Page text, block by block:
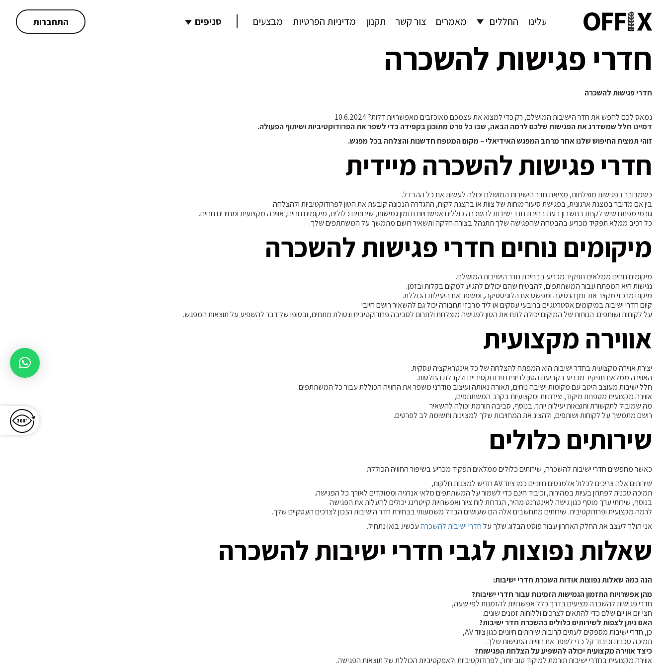
עלינו החללים מאמרים צור קשר תקנון מדיניות הפרטיות מבצעים סניפים התחברות
חדרי פגישות להשכרה
חדרי פגישות להשכרה
נמאס לכם לחפש את חדר הישיבות המושלם, רק כדי למצוא את עצמכם מאוכזבים מאפשרויות דלות? 10.6.2024
דמיינו חלל שמשדרג את הפגישות שלכם לרמה הבאה, שבו כל פרט מתוכנן בקפידה כדי לשפר את הפרודוקטיביות ושיתוף הפעולה.
זוהי תמצית החיפוש שלנו אחר מרחב המפגש האידיאלי – מקום המטפח חדשנות והצלחה בכל מפגש.
חדרי פגישות להשכרה מיידית
כשמדובר בפגישות מוצלחות, מציאת חדר הישיבות המושלם יכולה לעשות את כל ההבדל.
בין אם מדובר במצגת ארגונית, בפגישת סיעור מוחות של צוות או בהצגת לקוח, ההגדרה הנכונה קובעת את הטון לפרודוקטיביות ולהצלחה.
גורמי מפתח שיש לקחת בחשבון בעת בחירת חדר ישיבות להשכרה כוללים אפשרויות תזמון גמישות, שירותים כלולים, מיקומים נוחים, אווירה מקצועית ומחירים נוחים.
כל רכיב ממלא תפקיד מכריע בהבטחה שהפגישה שלך תתנהל בצורה חלקה ותשאיר רושם מתמשך על המשתתפים שלך.
מיקומים נוחים חדרי פגישות להשכרה
מיקומים נוחים ממלאים תפקיד מכריע בבחירת חדר הישיבות המושלם.
נגישות היא המפתח עבור המשתתפים, להבטיח שהם יכולים להגיע למקום בקלות ובזמן.
מיקום מרכזי מקצר את זמן הנסיעה ומפשט את הלוגיסטיקה, ומשפר את היעילות הכוללת.
קיום חדרי ישיבות במיקומים אסטרטגיים ברובעי עסקים או ליד מרכזי תחבורה יכול גם להשאיר רושם חיובי
על לקוחות ושותפים. הנוחות של המיקום יכולה לתת את הטון לפגישה מוצלחת ולתרום לסביבה פרודוקטיבית ונטולת מתחים, ובסופו של דבר להשפיע על תוצאות המפגש.
אווירה מקצועית
יצירת אווירה מקצועית בחדר ישיבות היא המפתח להצלחה של כל אינטראקציה עסקית.
האווירה ממלאת תפקיד מכריע בקביעת הטון לדיונים פרודוקטיביים ולקבלת החלטות.
חלל ישיבות מעוצב היטב עם מקומות ישיבה נוחים, תאורה נאותה ועיצוב מודרני משפר את החוויה הכוללת עבור כל המשתתפים.
אווירה מקצועית מטפחת מיקוד, יצירתיות ומקצועיות בקרב המשתתפים,
מה שמוביל לתקשורת ותוצאות יעילות יותר. בנוסף, סביבה תורמת יכולה להשאיר
רושם מתמשך על לקוחות ושותפים, ולהציג את המחויבות שלך למצוינות ותשומת לב לפרטים.
שירותים כלולים
כאשר מחפשים חדרי ישיבות להשכרה, שירותים כלולים ממלאים תפקיד מכריע בשיפור החוויה הכוללת.
שירותים אלה צריכים לכלול אלמנטים חיוניים כמו ציוד AV חדיש למצגות חלקות,
תמיכה טכנית לפתרון בעיות במהירות, וכיבוד חינם כדי לשמור על המשתתפים מלאי אנרגיה וממוקדים לאורך כל הפגישה.
בנוסף, שירותי ערך מוסף כגון גישה לאינטרנט מהיר, הגדרות לוח ציור ואפשרויות קייטרינג יכולים להעלות את הפגישה
לרמה מקצועית ופרודוקטיבית. שירותים מתחשבים אלה הם שעושים הבדל משמעותי בבחירת חדר הישיבות הנכון לצרכים העסקיים שלך.
אני הולך לעצב את החלק האחרון עבור פוסט הבלוג שלך עלחדרי ישיבות להשכרהעכשיו. בואו נתחיל.
שאלות נפוצות לגבי חדרי ישיבות להשכרה
הנה כמה שאלות נפוצות אודות השכרת חדרי ישיבות:
מהן אפשרויות התזמון הגמישות הזמינות עבור חדרי ישיבות?
חדרי פגישות להשכרה מציעים בדרך כלל אפשרויות להזמנות לפי שעה,
חצי יום או יום שלם כדי להתאים לצרכים וללוחות זמנים שונים.
האם ניתן לצפות לשירותים כלולים בהשכרת חדר ישיבות?
כן, חדרי ישיבות מספקים לעתים קרובות שירותים חיוניים כגון ציוד AV,
תמיכה טכנית וכיבוד קל כדי לשפר את חוויית הפגישות שלך.
כיצד אווירה מקצועית יכולה להשפיע על הצלחת הפגישות?
אווירה מקצועית בחדרי ישיבות תורמת למיקוד טוב יותר, לפרודוקטיביות ולאפקטיביות הכוללת של תוצאות הפגישה.